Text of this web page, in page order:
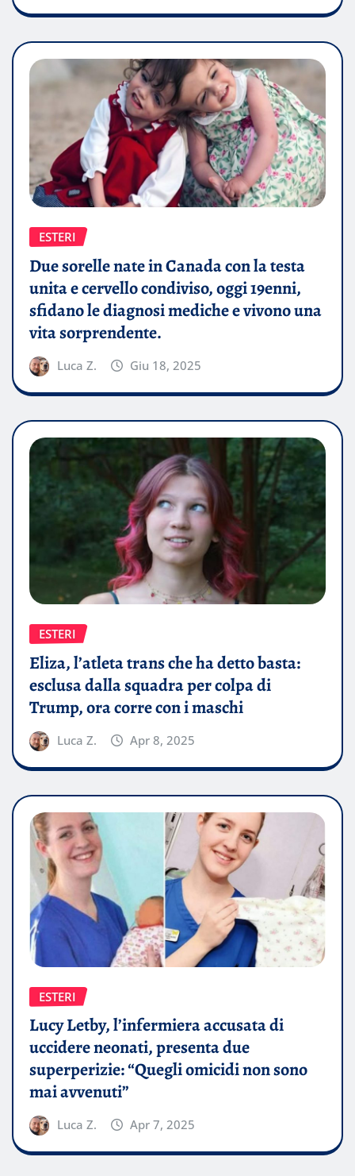
ESTERI
Due sorelle nate in Canada con la testa
unita e cervello condiviso, oggi 19enni,
sfidano le diagnosi mediche e vivono una
vita sorprendente.
Luca Z. Giu 18, 2025
ESTERI
Eliza, l’atleta trans che ha detto basta:
esclusa dalla squadra per colpa di
Trump, ora corre con i maschi
Luca Z. Apr 8, 2025
ESTERI
Lucy Letby, l’infermiera accusata di
uccidere neonati, presenta due
superperizie: “Quegli omicidi non sono
mai avvenuti”
Luca Z. Apr 7, 2025